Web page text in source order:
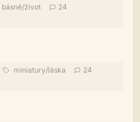
básně/život
24
miniatury/láska
24